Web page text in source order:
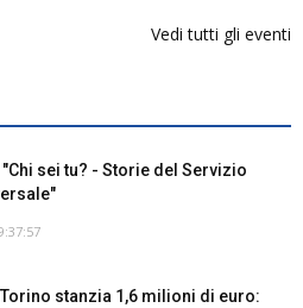
Vedi tutti gli eventi
sei tu? - Storie del Servizio
stanzia 1,6 milioni di euro: